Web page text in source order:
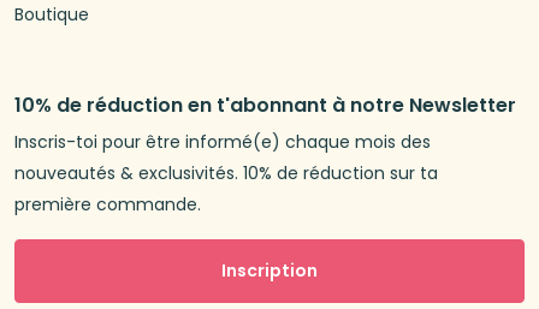
Boutique
10% de réduction en t'abonnant à notre Newsletter
Inscris-toi pour être informé(e) chaque mois des
nouveautés & exclusivités. 10% de réduction sur ta
première commande.
Inscription